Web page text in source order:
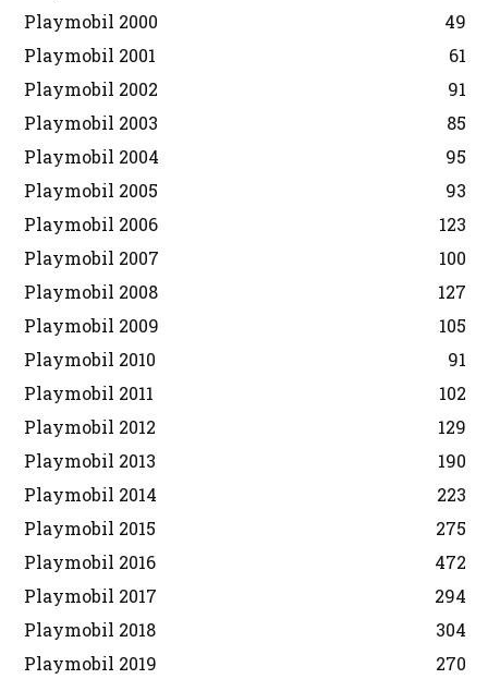
Playmobil 2000
49
Playmobil 2001
61
Playmobil 2002
91
Playmobil 2003
85
Playmobil 2004
95
Playmobil 2005
93
Playmobil 2006
123
Playmobil 2007
100
Playmobil 2008
127
Playmobil 2009
105
Playmobil 2010
91
Playmobil 2011
102
Playmobil 2012
129
Playmobil 2013
190
Playmobil 2014
223
Playmobil 2015
275
Playmobil 2016
472
Playmobil 2017
294
Playmobil 2018
304
Playmobil 2019
270